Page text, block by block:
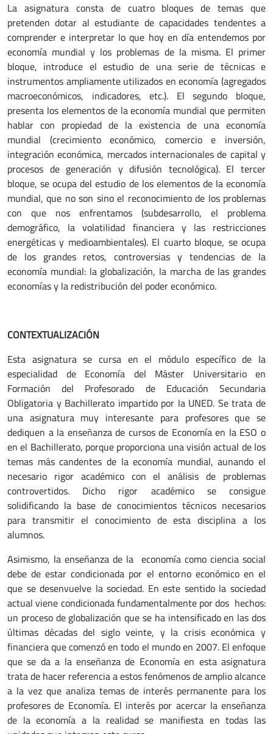
La asignatura consta de cuatro bloques de temas que
pretenden dotar al estudiante de capacidades tendentes a
comprender e interpretar lo que hoy en día entendemos por
economía mundial y los problemas de la misma. El primer
bloque, introduce el estudio de una serie de técnicas e
instrumentos ampliamente utilizados en economía (agregados
macroeconómicos, indicadores, etc.). El segundo bloque,
presenta los elementos de la economía mundial que permiten
hablar con propiedad de la existencia de una economía
mundial (crecimiento económico, comercio e inversión,
integración económica, mercados internacionales de capital y
procesos de generación y difusión tecnológica). El tercer
bloque, se ocupa del estudio de los elementos de la economía
mundial, que no son sino el reconocimiento de los problemas
con que nos enfrentamos (subdesarrollo, el problema
demográfico, la volatilidad financiera y las restricciones
energéticas y medioambientales). El cuarto bloque, se ocupa
de los grandes retos, controversias y tendencias de la
economía mundial: la globalización, la marcha de las grandes
economías y la redistribución del poder económico.
CONTEXTUALIZACIÓN
Esta asignatura se cursa en el módulo específico de la
especialidad de Economía del Máster Universitario en
Formación del Profesorado de Educación Secundaria
Obligatoria y Bachillerato impartido por la UNED. Se trata de
una asignatura muy interesante para profesores que se
dediquen a la enseñanza de cursos de Economía en la ESO o
en el Bachillerato, porque proporciona una visión actual de los
temas más candentes de la economía mundial, aunando el
necesario rigor académico con el análisis de problemas
controvertidos. Dicho rigor académico se consigue
solidificando la base de conocimientos técnicos necesarios
para transmitir el conocimiento de esta disciplina a los
alumnos.
Asimismo, la enseñanza de la economía como ciencia social
debe de estar condicionada por el entorno económico en el
que se desenvuelve la sociedad. En este sentido la sociedad
actual viene condicionada fundamentalmente por dos hechos:
un proceso de globalización que se ha intensificado en las dos
últimas décadas del siglo veinte, y la crisis económica y
financiera que comenzó en todo el mundo en 2007. El enfoque
que se da a la enseñanza de Economía en esta asignatura
trata de hacer referencia a estos fenómenos de amplio alcance
a la vez que analiza temas de interés permanente para los
profesores de Economía. El interés por acercar la enseñanza
de la economía a la realidad se manifiesta en todas las